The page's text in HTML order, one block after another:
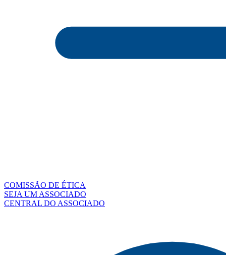
COMISSÃO DE ÉTICA
SEJA UM ASSOCIADO
CENTRAL DO ASSOCIADO